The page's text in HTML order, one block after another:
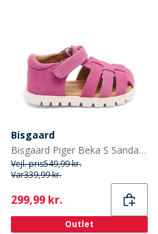
Bisgaard
Bisgaard Piger Beka S Sandaler Pink
Vejl. pris549,99 kr.
Var339,99 kr.
Current
299,99 kr.
Outlet